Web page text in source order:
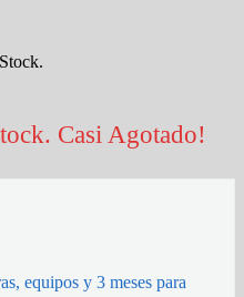
Casi Agotado!
equipos y 3 meses para